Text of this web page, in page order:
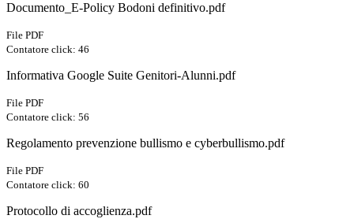
Documento_E-Policy Bodoni definitivo.pdf
File PDF
Contatore click: 46
Informativa Google Suite Genitori-Alunni.pdf
File PDF
Contatore click: 56
Regolamento prevenzione bullismo e cyberbullismo.pdf
File PDF
Contatore click: 60
Protocollo di accoglienza.pdf